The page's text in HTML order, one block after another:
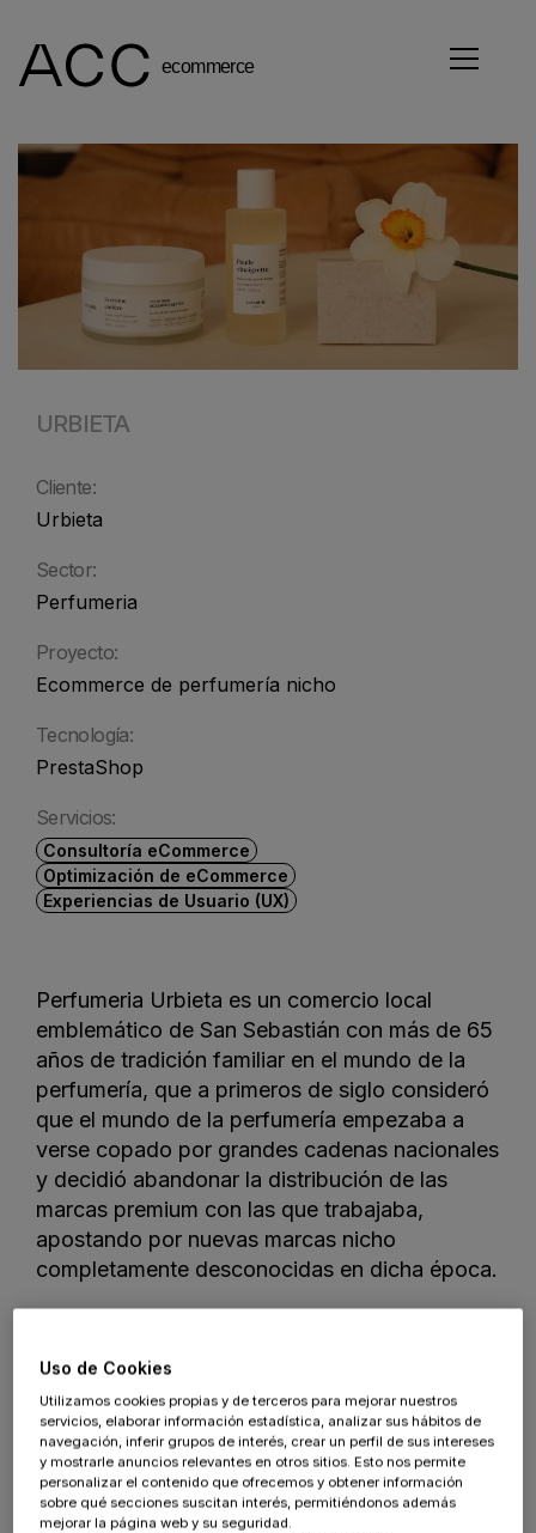
URBIETA
Cliente:
Urbieta
Sector:
Perfumeria
Proyecto:
Ecommerce de perfumería nicho
Tecnología:
PrestaShop
Servicios:
Consultoría eCommerce
Optimización de eCommerce
Experiencias de Usuario (UX)
Perfumeria Urbieta es un comercio local
emblemático de San Sebastián con más de 65
años de tradición familiar en el mundo de la
perfumería, que a primeros de siglo consideró
que el mundo de la perfumería empezaba a
verse copado por grandes cadenas nacionales
y decidió abandonar la distribución de las
marcas premium con las que trabajaba,
apostando por nuevas marcas nicho
completamente desconocidas en dicha época.
por el ecommerce, junto con una experiencia
de usuario unificada, ha convertido a
Perfumeria Urbieta en un referente nacional de
la perfumería nicho.
Uso de Cookies
Utilizamos cookies propias y de terceros para mejorar nuestros
servicios, elaborar información estadística, analizar sus hábitos de
navegación, inferir grupos de interés, crear un perfil de sus intereses
y mostrarle anuncios relevantes en otros sitios. Esto nos permite
personalizar el contenido que ofrecemos y obtener información
sobre qué secciones suscitan interés, permitiéndonos además
mejorar la página web y su seguridad.